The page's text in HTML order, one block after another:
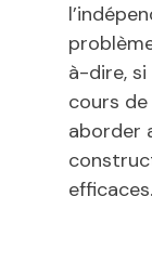
à-dire,
cours
aborder
efficaces.